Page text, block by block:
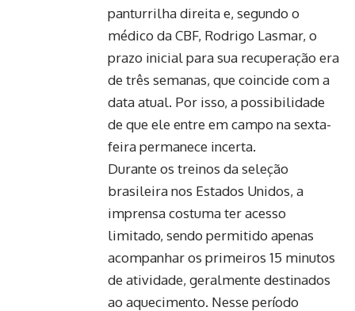
panturrilha direita e, segundo o
médico da CBF, Rodrigo Lasmar, o
prazo inicial para sua recuperação era
de três semanas, que coincide com a
data atual. Por isso, a possibilidade
de que ele entre em campo na sexta-
feira permanece incerta.
Durante os treinos da seleção
brasileira nos Estados Unidos, a
imprensa costuma ter acesso
limitado, sendo permitido apenas
acompanhar os primeiros 15 minutos
de atividade, geralmente destinados
ao aquecimento. Nesse período